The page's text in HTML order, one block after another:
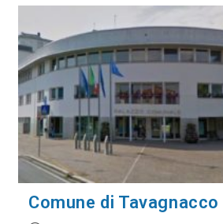
Comune di Tavagnacco